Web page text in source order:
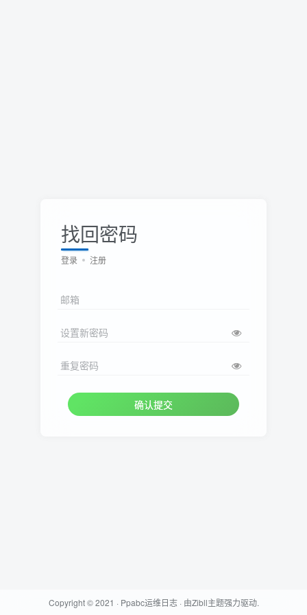
找回密码
登录 注册
邮箱
设置新密码
重复密码
确认提交
Copyright © 2021 · Ppabc运维日志· 由Zibll主题强力驱动.